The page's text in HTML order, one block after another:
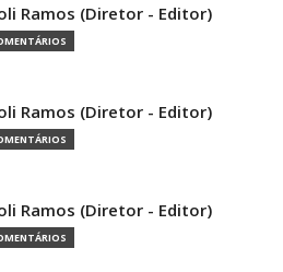
Ramos (Diretor - Editor)
Ramos (Diretor - Editor)
Ramos (Diretor - Editor)